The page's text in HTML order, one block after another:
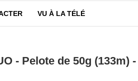
VU À LA TÉLÉ
- Pelote de 50g (133m)